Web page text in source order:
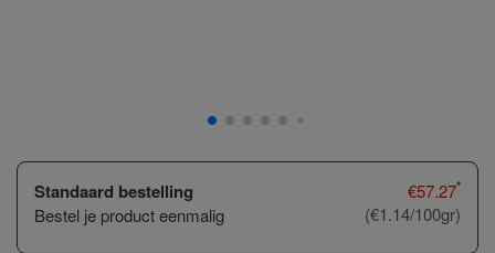
Standaard bestelling
Bestel je product eenmalig
€57.27*
(€1.14/100gr)